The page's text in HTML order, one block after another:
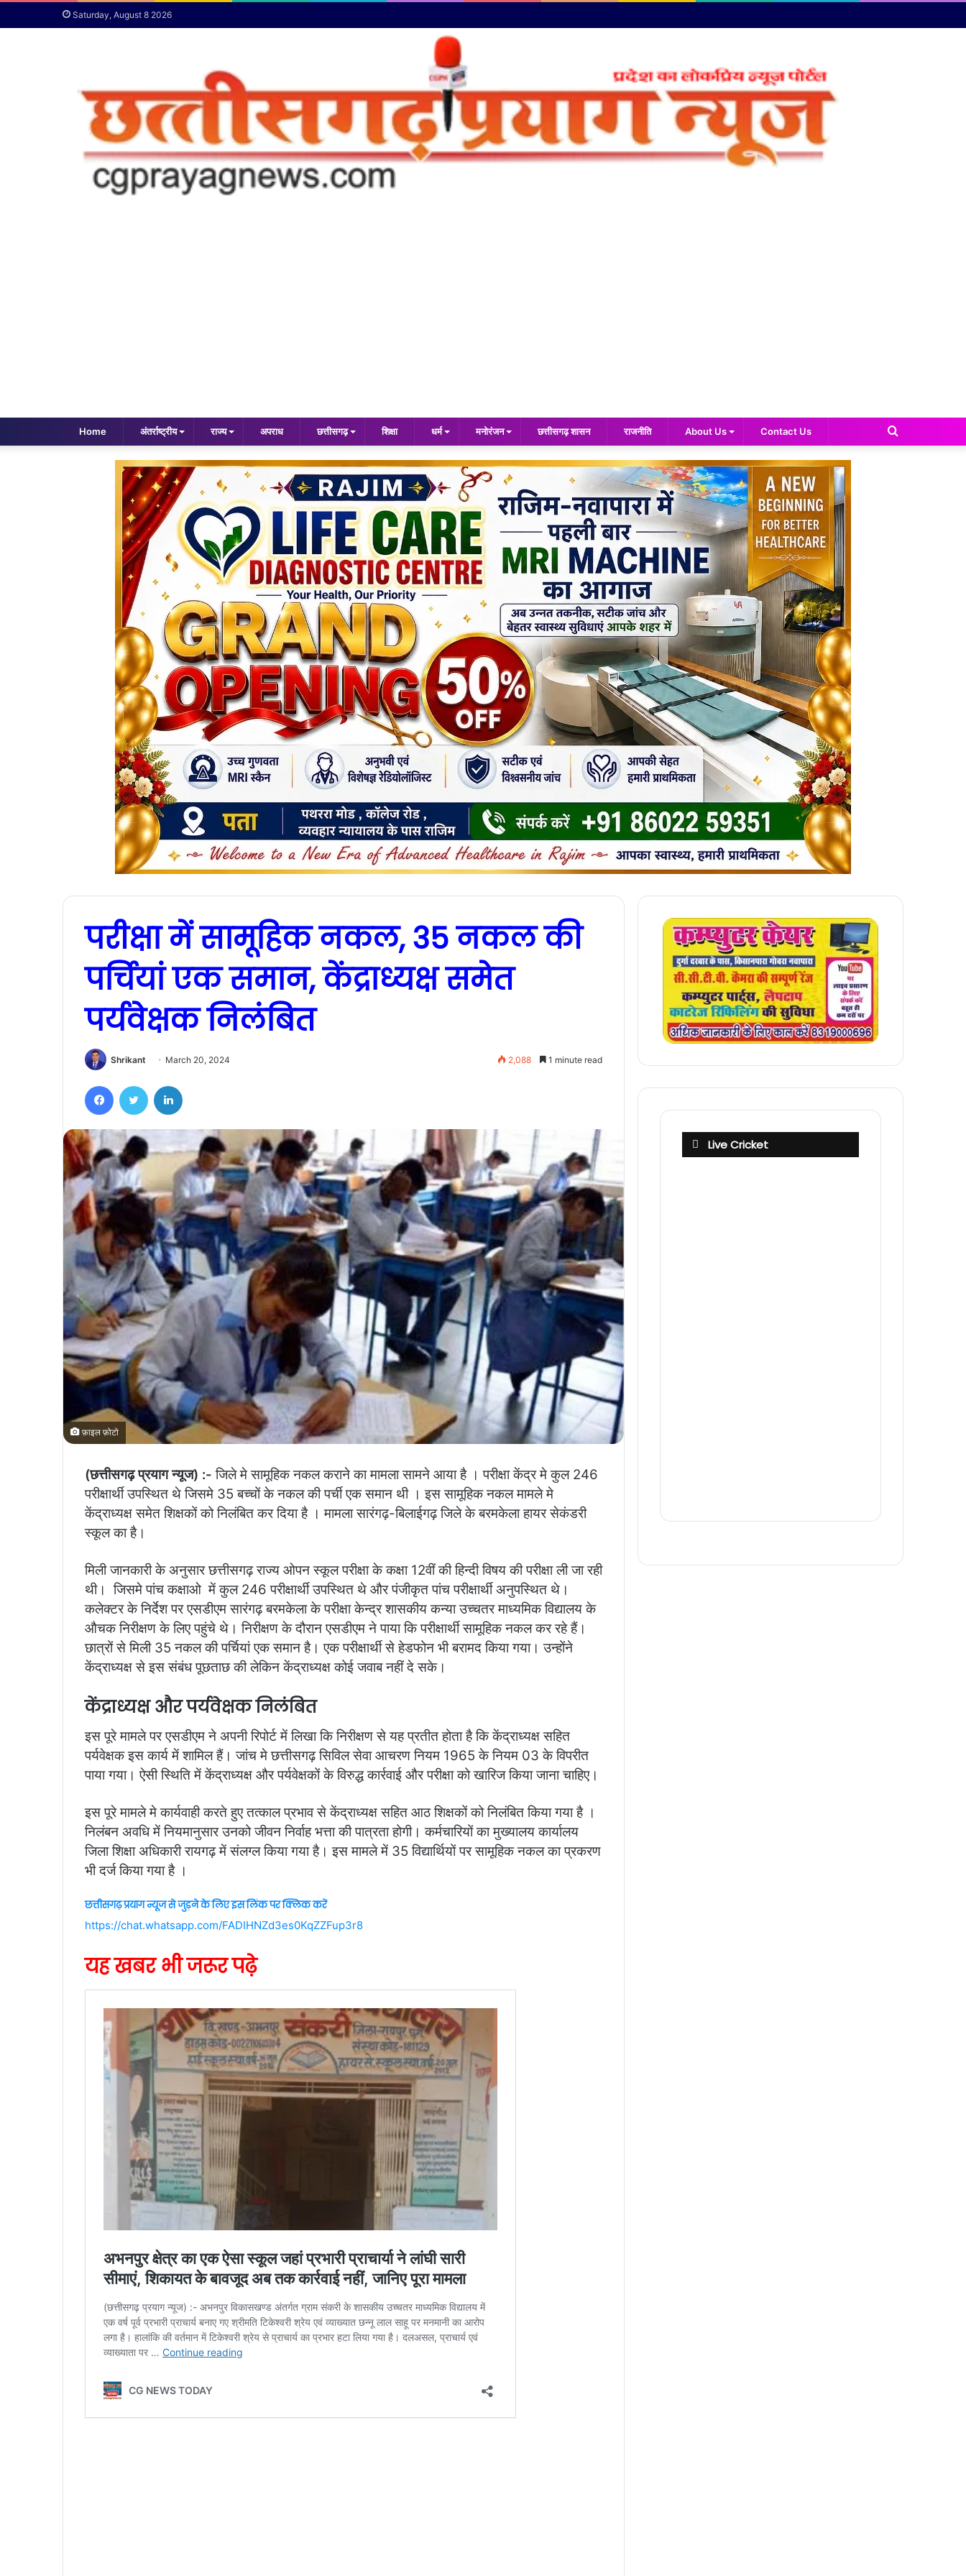
Saturday, August 8 2026
Home अंतर्राष्ट्रीय राज्य अपराध छत्तीसगढ़ शिक्षा धर्म मनोरंजन छत्तीसगढ़ शासन राजनीति About Us Contact Us
Search
परीक्षा में सामूहिक नकल, 35 नकल की
पर्चियां एक समान, केंद्राध्यक्ष समेत
पर्यवेक्षक निलंबित
Shrikant March 20, 2024 2,088 1 minute read
फ़ाइल फ़ोटो
(छत्तीसगढ़ प्रयाग न्यूज) :- जिले मे सामूहिक नकल कराने का मामला सामने आया है । परीक्षा केंद्र मे कुल 246
परीक्षार्थी उपस्थित थे जिसमे 35 बच्चों के नकल की पर्ची एक समान थी । इस सामूहिक नकल मामले मे
केंद्राध्यक्ष समेत शिक्षकों को निलंबित कर दिया है । मामला सारंगढ़-बिलाईगढ़ जिले के बरमकेला हायर सेकंडरी
स्कूल का है।
मिली जानकारी के अनुसार छत्तीसगढ़ राज्य ओपन स्कूल परीक्षा के कक्षा 12वीं की हिन्दी विषय की परीक्षा ली जा रही
थी।जिसमे पांच कक्षाओ में कुल 246 परीक्षार्थी उपस्थित थे और पंजीकृत पांच परीक्षार्थी अनुपस्थित थे।
कलेक्टर के निर्देश पर एसडीएम सारंगढ़ बरमकेला के परीक्षा केन्द्र शासकीय कन्या उच्चतर माध्यमिक विद्यालय के
औचक निरीक्षण के लिए पहुंचे थे। निरीक्षण के दौरान एसडीएम ने पाया कि परीक्षार्थी सामूहिक नकल कर रहे हैं।
छात्रों से मिली 35 नकल की पर्चियां एक समान है। एक परीक्षार्थी से हेडफोन भी बरामद किया गया। उन्होंने
केंद्राध्यक्ष से इस संबंध पूछताछ की लेकिन केंद्राध्यक्ष कोई जवाब नहीं दे सके।
केंद्राध्यक्ष और पर्यवेक्षक निलंबित
इस पूरे मामले पर एसडीएम ने अपनी रिपोर्ट में लिखा कि निरीक्षण से यह प्रतीत होता है कि केंद्राध्यक्ष सहित
पर्यवेक्षक इस कार्य में शामिल हैं। जांच मे छत्तीसगढ़ सिविल सेवा आचरण नियम 1965 के नियम 03 के विपरीत
पाया गया। ऐसी स्थिति में केंद्राध्यक्ष और पर्यवेक्षकों के विरुद्ध कार्रवाई और परीक्षा को खारिज किया जाना चाहिए।
इस पूरे मामले मे कार्यवाही करते हुए तत्काल प्रभाव से केंद्राध्यक्ष सहित आठ शिक्षकों को निलंबित किया गया है ।
निलंबन अवधि में नियमानुसार उनको जीवन निर्वाह भत्ता की पात्रता होगी। कर्मचारियों का मुख्यालय कार्यालय
जिला शिक्षा अधिकारी रायगढ़ में संलग्ल किया गया है। इस मामले में 35 विद्यार्थियों पर सामूहिक नकल का प्रकरण
भी दर्ज किया गया है ।
छत्तीसगढ़ प्रयाग न्यूज से जुड़ने के लिए इस लिंक पर क्लिक करें
https://chat.whatsapp.com/FADIHNZd3es0KqZZFup3r8
यह खबर भी जरूर पढ़े
Live Cricket